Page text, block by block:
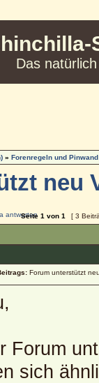
Das
»Forenregeln und Pinwand
neu
Seite1 von1 [ 3
Forum unterstützt
Forum
sich